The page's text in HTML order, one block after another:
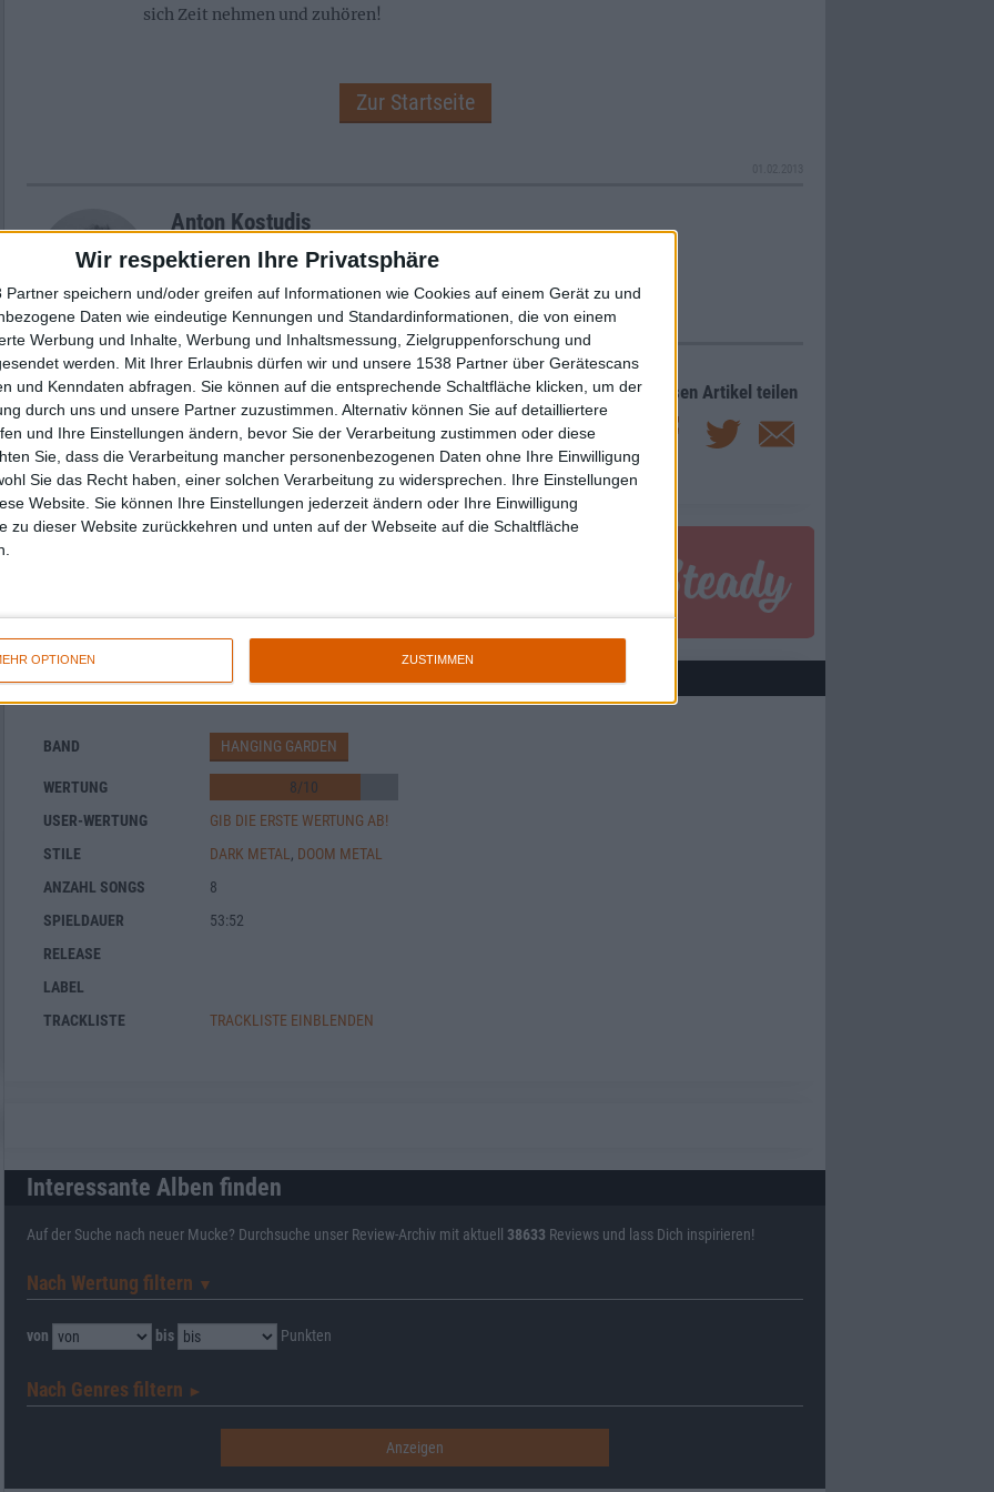
Wir respektieren Ihre Privatsphäre
Partner speichern und/oder greifen auf Informationen wie Cookies auf einem Gerät zu und
Daten wie eindeutige Kennungen und Standardinformationen, die von einem
Werbung und Inhalte, Werbung und Inhaltsmessung, Zielgruppenforschung und
werden.
Mit Ihrer Erlaubnis dürfen wir und unsere 1538 Partner über Gerätescans
und Kenndaten abfragen. Sie können auf die entsprechende Schaltfläche klicken, um der
durch uns und unsere Partner zuzustimmen. Alternativ können Sie auf detailliertere
und Ihre Einstellungen ändern, bevor Sie der Verarbeitung zustimmen oder diese
Sie, dass die Verarbeitung mancher personenbezogenen Daten ohne Ihre Einwilligung
Sie das Recht haben, einer solchen Verarbeitung zu widersprechen. Ihre Einstellungen
Website. Sie können Ihre Einstellungen jederzeit ändern oder Ihre Einwilligung
zu dieser Website zurückkehren und unten auf der Webseite auf die Schaltfläche
OPTIONEN ZUSTIMMEN
sich Zeit nehmen und zuhören!
Zur Startseite
Anton Kostudis
Newsletter abonnieren Diesen Artikel teilen
Hanging Garden - At Every Door
BAND HANGING GARDEN
WERTUNG 8/10
USER-WERTUNG
GIB DIE ERSTE WERTUNG AB!
STILE
DARK METAL , DOOM METAL
ANZAHL SONGS
8
SPIELDAUER
53:52
RELEASE
LABEL
TRACKLISTE
TRACKLISTE EINBLENDEN
Interessante Alben finden
Auf der Suche nach neuer Mucke? Durchsuche unser Review-Archiv mit aktuell 38633 Reviews und lass Dich inspirieren!
Nach Wertung filtern ▼︎
von bis Punkten
Nach Genres filtern ►︎